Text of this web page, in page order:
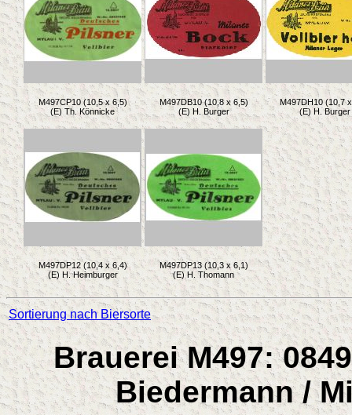
M497CP10 (10,5 x 6,5)
(E) Th. Könnicke
M497DB10 (10,8 x 6,5)
(E) H. Burger
M497DH10 (10,7
(E) H. Burger
M497DP12 (10,4 x 6,4)
(E) H. Heimburger
M497DP13 (10,3 x 6,1)
(E) H. Thomann
Sortierung nach Biersorte
Brauerei M497:
Biedermann /